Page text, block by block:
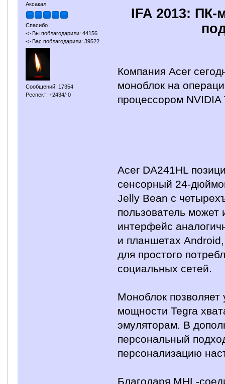
Аксакал
Спасибо
-> Вы поблагодарили: 44156
-> Вас поблагодарили: 39522
Сообщений: 17354
Респект: +2434/-0
IFA 2013: ПК-
Компания Acer
моноблок на
процессором NVIDIA
Acer DA241HL
сенсорный 24-
Jelly Bean с
пользователь
интерфейс
и планшетах
для простого
социальных сетей.
Моноблок позволяет
мощности Tegra
эмуляторам. В
персональный
персонализацию
Благодаря MHL-